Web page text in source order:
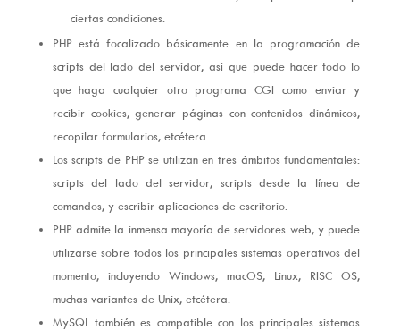
ciertas condiciones.
PHP está focalizado básicamente en la programación de
scripts del lado del servidor, así que puede hacer todo lo
que haga cualquier otro programa CGI como enviar y
recibir cookies, generar páginas con contenidos dinámicos,
recopilar formularios, etcétera.
Los scripts de PHP se utilizan en tres ámbitos fundamentales:
scripts del lado del servidor, scripts desde la línea de
comandos, y escribir aplicaciones de escritorio.
PHP admite la inmensa mayoría de servidores web, y puede
utilizarse sobre todos los principales sistemas operativos del
momento, incluyendo Windows, macOS, Linux, RISC OS,
muchas variantes de Unix, etcétera.
MySQL también es compatible con los principales sistemas